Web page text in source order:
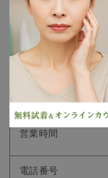
住所
アクセス
定休日
営業時間
電話番号